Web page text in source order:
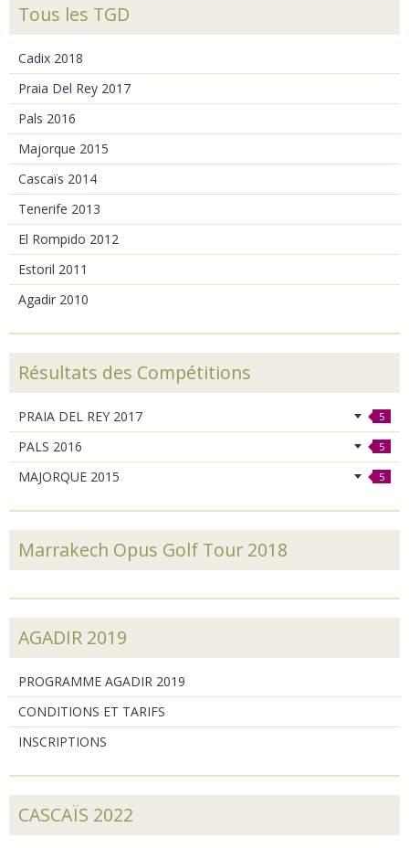
Tous les TGD
Cadix 2018
Praia Del Rey 2017
Pals 2016
Majorque 2015
Cascaïs 2014
Tenerife 2013
El Rompido 2012
Estoril 2011
Agadir 2010
Résultats des Compétitions
PRAIA DEL REY 2017 5
PALS 2016 5
MAJORQUE 2015 5
Marrakech Opus Golf Tour 2018
AGADIR 2019
PROGRAMME AGADIR 2019
CONDITIONS ET TARIFS
INSCRIPTIONS
CASCAÏS 2022